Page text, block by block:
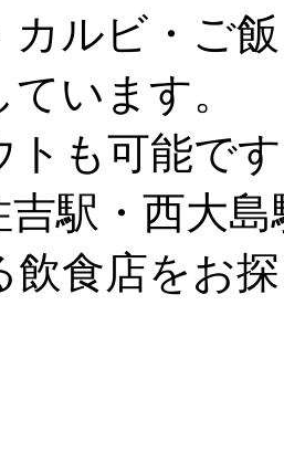
カルビ・ご
います。
トも可能で
吉駅・西大
飲食店をお